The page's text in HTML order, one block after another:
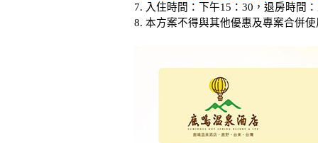
7. 入住時間：下午15：30，退房時間
8. 本方案不得與其他優惠及專案合併使